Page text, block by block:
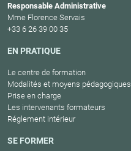
Responsable Administrative
Mme Florence Servais
+33 6 26 39 00 35
EN PRATIQUE
Le centre de formation
Modalités et moyens pédagogiques
Prise en charge
Les intervenants formateurs
Réglement intérieur
SE FORMER